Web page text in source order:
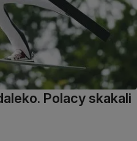
Polacy skakali